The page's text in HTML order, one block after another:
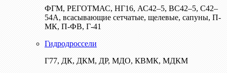
ФГМ, РЕГОТМАС, НГ16, АС42–5, ВС42–5, С42–
54А, всасывающие сетчатые, щелевые, сапуны, П-
МК, П-ФВ, Г-41
Гидродроссели
Г77, ДК, ДКМ, ДР, МДО, КВМК, МДКМ